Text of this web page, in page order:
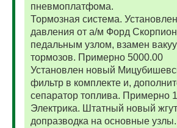
пневмоплатфома.
Тормозная система.
давления от а/м Форд
педальным узлом, взамен
тормозов. Примерно 5000.00
Установлен новый
фильтр в комплекте и,
сепаратор топлива. Примерно
Электрика. Штатный новый
допразводка на основные